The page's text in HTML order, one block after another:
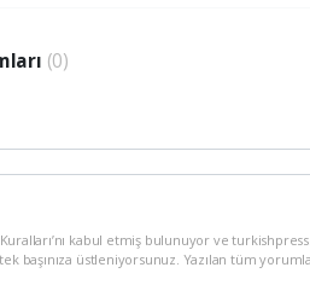
(0)
kabul etmiş bulunuyor ve
başınıza üstleniyorsunuz. Yazılan tüm